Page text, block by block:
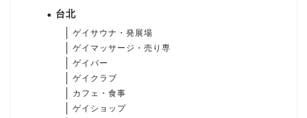
台北
ゲイサウナ・発展場
ゲイマッサージ・売り専
ゲイバー
ゲイクラブ
カフェ・食事
ゲイショップ